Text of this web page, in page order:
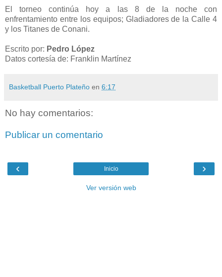
El torneo continúa hoy a las 8 de la noche con
enfrentamiento entre los equipos; Gladiadores de la Calle 4
y los Titanes de Conani.
Escrito por: Pedro López
Datos cortesía de: Franklin Martínez
Basketball Puerto Plateño en 6:17
No hay comentarios:
Publicar un comentario
‹ ›
Inicio
Ver versión web